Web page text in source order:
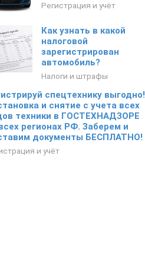
Регистрация и учёт
Как узнать в какой
налоговой
зарегистрирован
автомобиль?
Налоги и штрафы
спецтехнику выгодно!
и снятие с учета всех
техники в ГОСТЕХНАДЗОРЕ
регионах РФ. Заберем и
документы БЕСПЛАТНО!
и учёт